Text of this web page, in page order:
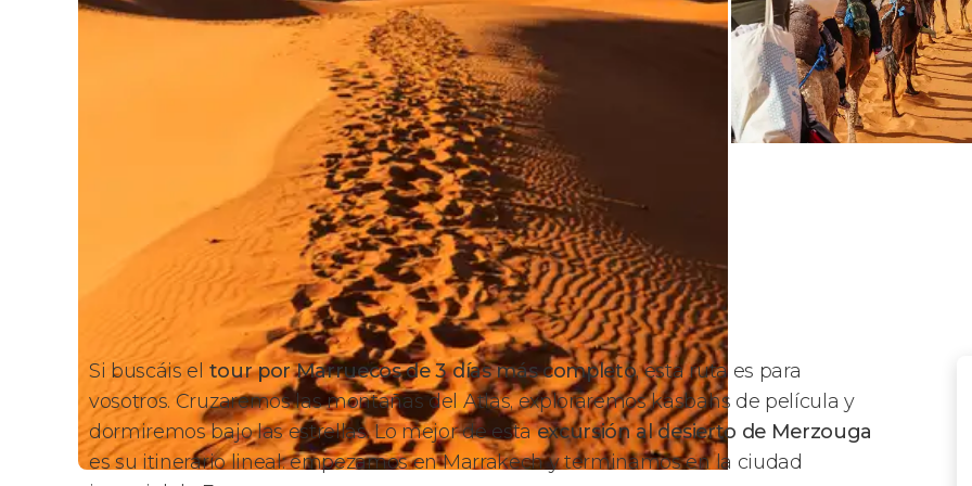
Si buscáis el tour por Marruecos de 3 días más completo, esta ruta es para
vosotros. Cruzaremos las montañas del Atlas, exploraremos kasbahs de película y
dormiremos bajo las estrellas. Lo mejor de estaexcursión al desierto de Merzouga
es su itinerario lineal: empezamos en Marrakech y terminamos en la ciudad